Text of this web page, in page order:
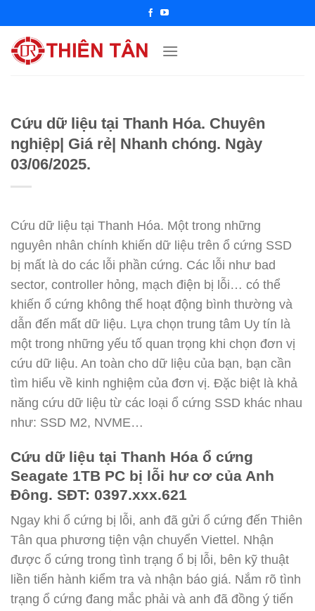
đến
nội
dung
Cứu dữ liệu tại Thanh Hóa. Chuyên
nghiệp| Giá rẻ| Nhanh chóng. Ngày
03/06/2025.
Cứu dữ liệu tại Thanh Hóa. Một trong những
nguyên nhân chính khiến dữ liệu trên ổ cứng SSD
bị mất là do các lỗi phần cứng. Các lỗi như bad
sector, controller hỏng, mạch điện bị lỗi… có thể
khiến ổ cứng không thể hoạt động bình thường và
dẫn đến mất dữ liệu. Lựa chọn trung tâm Uy tín là
một trong những yếu tố quan trọng khi chọn đơn vị
cứu dữ liệu. An toàn cho dữ liệu của bạn, bạn cần
tìm hiểu về kinh nghiệm của đơn vị. Đặc biệt là khả
năng cứu dữ liệu từ các loại ổ cứng SSD khác nhau
như: SSD M2, NVME…
Cứu dữ liệu tại Thanh Hóa ổ cứng
Seagate 1TB PC bị lỗi hư cơ của Anh
Đông. SĐT: 0397.xxx.621
Ngay khi ổ cứng bị lỗi, anh đã gửi ổ cứng đến Thiên
Tân qua phương tiện vận chuyển Viettel. Nhận
được ổ cứng trong tình trạng ổ bị lỗi, bên kỹ thuật
liền tiến hành kiểm tra và nhận báo giá. Nắm rõ tình
trạng ổ cứng đang mắc phải và anh đã đồng ý tiến